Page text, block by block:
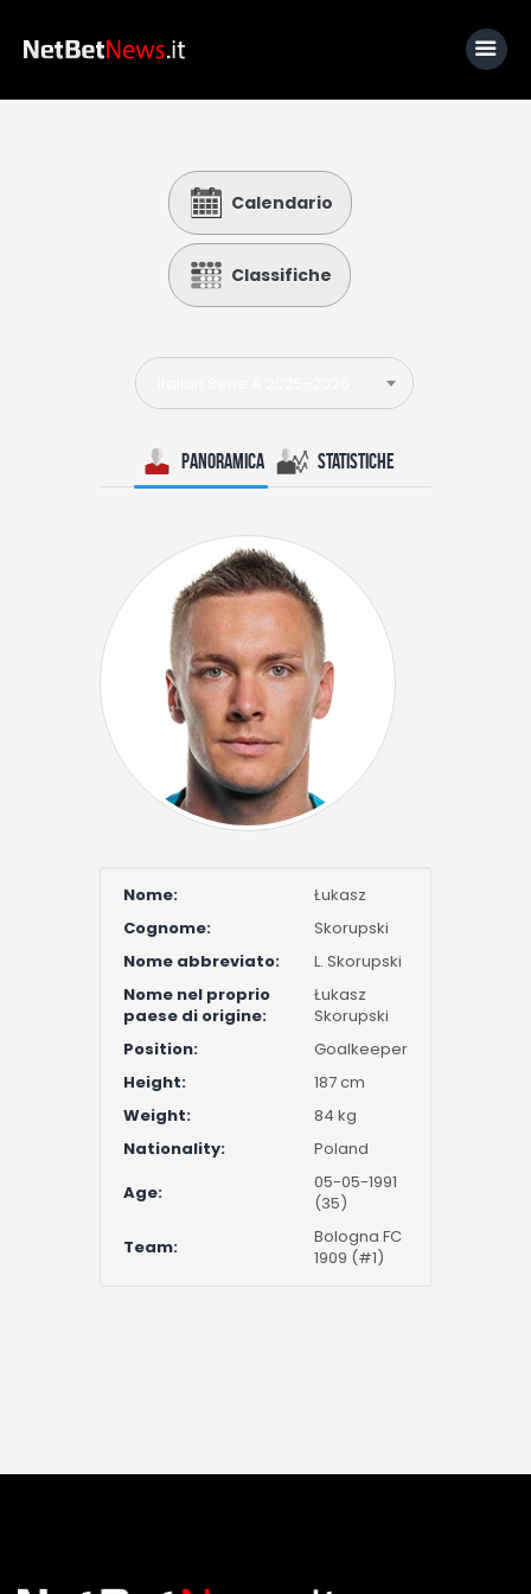
Calcio
Basket
Tennis
Lo Sapevi Che
I consigli di Giulia
Calendario
Classifiche
Panoramica Statistiche
Nome:
Łukasz
Cognome:
Skorupski
Nome abbreviato:
L. Skorupski
Nome nel proprio
paese di origine:
Łukasz
Skorupski
Position:
Goalkeeper
Height:
187 cm
Weight:
84 kg
Nationality:
Poland
Age:
05-05-1991
(35)
Team:
Bologna FC
1909 (#1)